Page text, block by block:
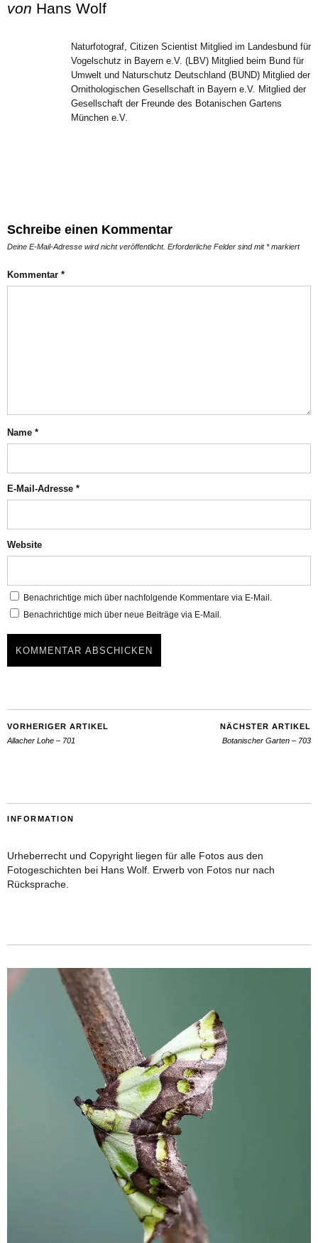
von Hans Wolf
Naturfotograf, Citizen Scientist Mitglied im Landesbund für
Vogelschutz in Bayern e.V. (LBV) Mitglied beim Bund für
Umwelt und Naturschutz Deutschland (BUND) Mitglied der
Ornithologischen Gesellschaft in Bayern e.V. Mitglied der
Gesellschaft der Freunde des Botanischen Gartens
München e.V.
Schreibe einen Kommentar
Deine E-Mail-Adresse wird nicht veröffentlicht. Erforderliche Felder sind mit*markiert
Kommentar *
Name *
E-Mail-Adresse *
Website
Benachrichtige mich über nachfolgende Kommentare via E-Mail.
Benachrichtige mich über neue Beiträge via E-Mail.
VORHERIGER ARTIKEL
Allacher Lohe – 701
NÄCHSTER ARTIKEL
Botanischer Garten – 703
INFORMATION
Urheberrecht und Copyright liegen für alle Fotos aus den
Fotogeschichten bei Hans Wolf. Erwerb von Fotos nur nach
Rücksprache.